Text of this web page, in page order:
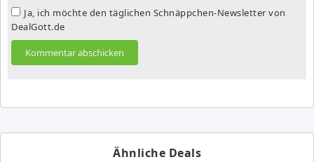
Ja, ich möchte den täglichen Schnäppchen-Newsletter von
DealGott.de
Ähnliche Deals